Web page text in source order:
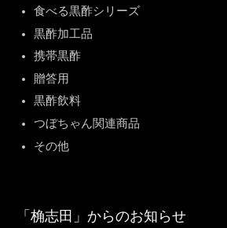
食べる黒酢シリーズ
黒酢加工品
携帯黒酢
贈答用
黒酢飲料
つぼちゃん関連商品
その他
「桷志田」からのお知らせ